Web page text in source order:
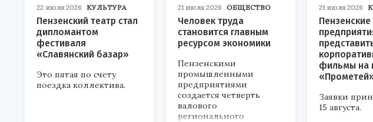
22 июля 2026 КУЛЬТУРА
Пензенский театр стал
дипломантом
фестиваля
«Славянский базар»
Это пятая по счету
поездка коллектива.
21 июля 2026 ОБЩЕСТВО
Человек труда
становится главным
ресурсом экономики
Пензенскими
промышленными
предприятиями
создается четверть
валового
регионального
21 июля 2026
Пензенские
фильмы на
Заявки
15 августа.